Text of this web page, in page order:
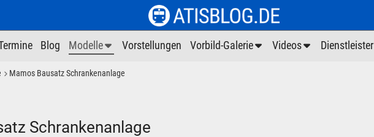
Blog Modelle Vorstellungen Vorbild-Galerie Videos Dienstleister
Mamos Bausatz Schrankenanlage
Schrankenanlage